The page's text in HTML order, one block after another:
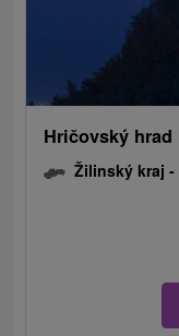
Hričovský hrad
Žilinský kraj -